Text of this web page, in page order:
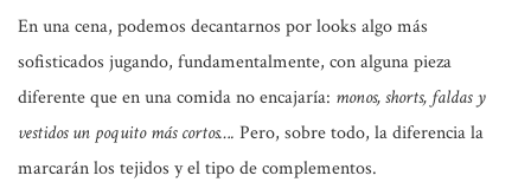
En una cena, podemos decantarnos por looks algo más
sofisticados jugando, fundamentalmente, con alguna pieza
diferente que en una comida no encajaría: monos, shorts, faldas y
vestidos un poquito más cortos…. Pero, sobre todo, la diferencia la
marcarán los tejidos y el tipo de complementos.